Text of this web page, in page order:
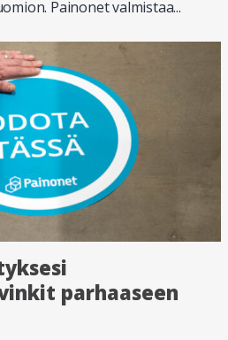
Painonet valmistaa...
parhaaseen